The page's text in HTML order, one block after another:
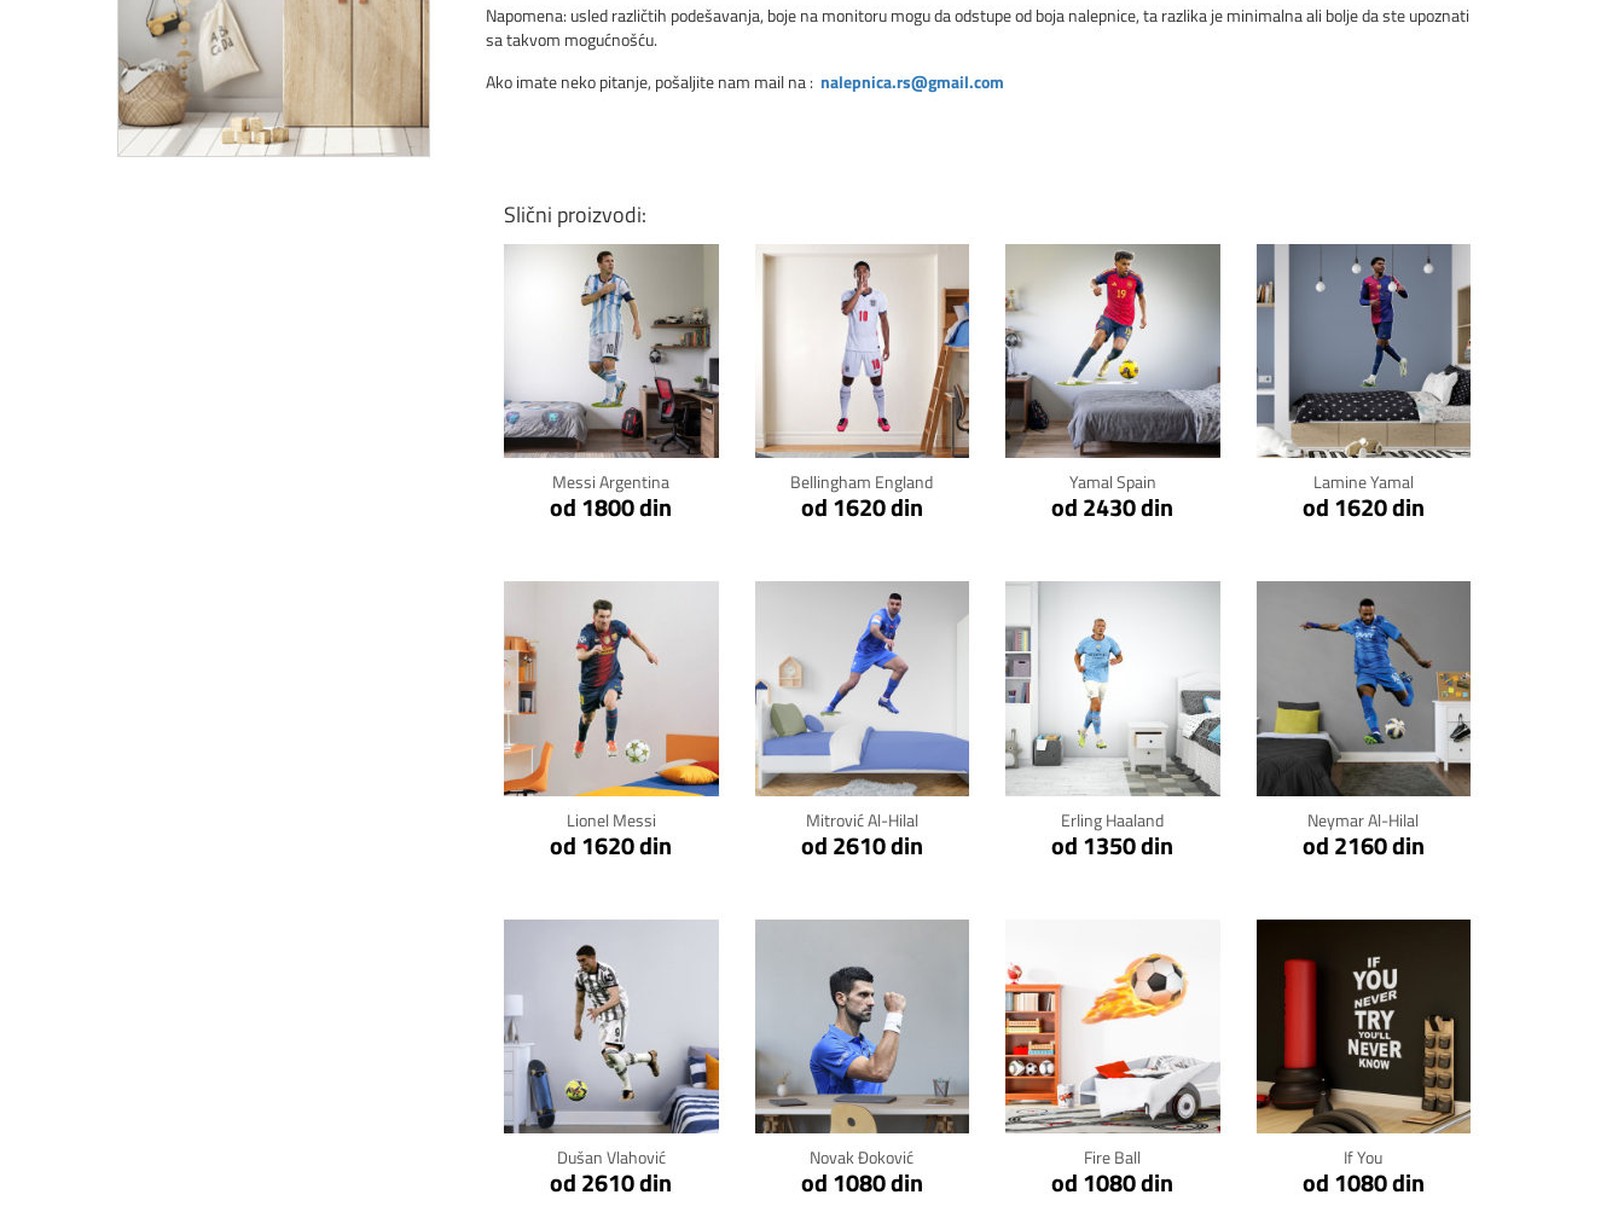
Napomena: usled različtih podešavanja, boje na monitoru mogu da odstupe od boja nalepnice, ta razlika je minimalna ali bolje da ste upoznati
sa takvom mogućnošću.
Ako imate neko pitanje, pošaljite nam mail na : nalepnica.rs@gmail.com
Slični proizvodi:
Messi Argentina
od 1800 din
Klikni za detalje
Bellingham England
od 1620 din
Klikni za detalje
Yamal Spain
od 2430 din
Klikni za detalje
Lamine Yamal
od 1620 din
Klikni za detalje
Lionel Messi
od 1620 din
Klikni za detalje
Mitrović Al-Hilal
od 2610 din
Klikni za detalje
Erling Haaland
od 1350 din
Klikni za detalje
Neymar Al-Hilal
od 2160 din
Klikni za detalje
Dušan Vlahović
od 2610 din
Klikni za detalje
Novak Đoković
od 1080 din
Klikni za detalje
Fire Ball
od 1080 din
Klikni za detalje
If You
od 1080 din
Klikni za detalje